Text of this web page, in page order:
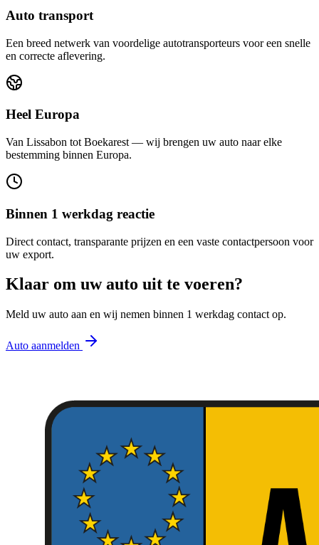
Auto transport
Een breed netwerk van voordelige autotransporteurs voor een snelle
en correcte aflevering.
Heel Europa
Van Lissabon tot Boekarest — wij brengen uw auto naar elke
bestemming binnen Europa.
Binnen 1 werkdag reactie
Direct contact, transparante prijzen en een vaste contactpersoon voor
uw export.
Klaar om uw auto uit te voeren?
Meld uw auto aan en wij nemen binnen 1 werkdag contact op.
Auto aanmelden